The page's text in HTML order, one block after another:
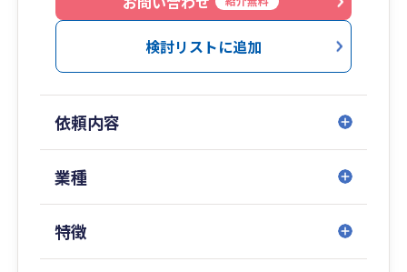
す。
事務所全体の平均年齢は35歳であり、クラウドツ
ールなど最新で最適なサービスを提供するために
税理士も在籍しており、将来の調査を見据えた適
正な税務申告や相続対策、もしもの税務調査も全
力でサポートできるのがリリーフの強みです。
検討リストに追加
依頼内容
業種
特徴